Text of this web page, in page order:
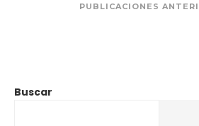
PUBLICACIONES
Buscar